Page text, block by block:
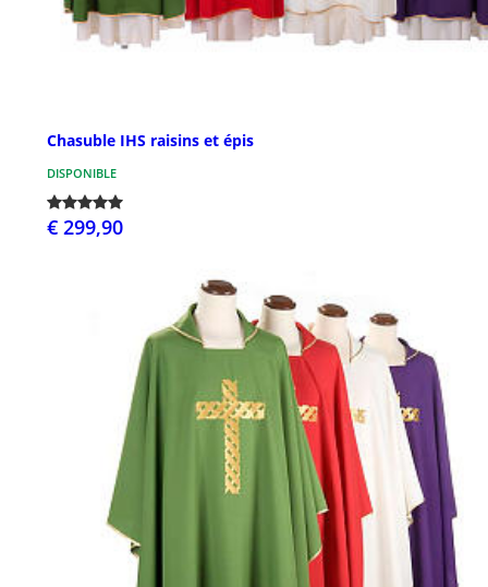
Chasuble IHS raisins et épis
DISPONIBLE
€ 299,90